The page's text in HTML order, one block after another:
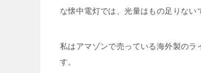
な懐中電灯では、光量はもの足りない
私はアマゾンで売っている海外製の
す。